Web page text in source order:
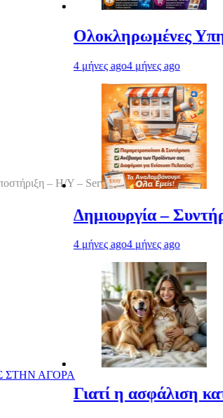
– Η/Υ – Servers – Δίκτυα
ΣΤΗΝ ΑΓΟΡΑ
Υπηρεσίες
4 μήνες ago
– Συντήρηση –
4 μήνες ago
η ασφάλιση κατοικίδιου